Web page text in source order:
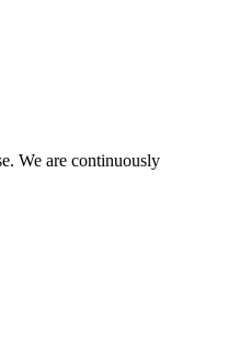
We are continuously